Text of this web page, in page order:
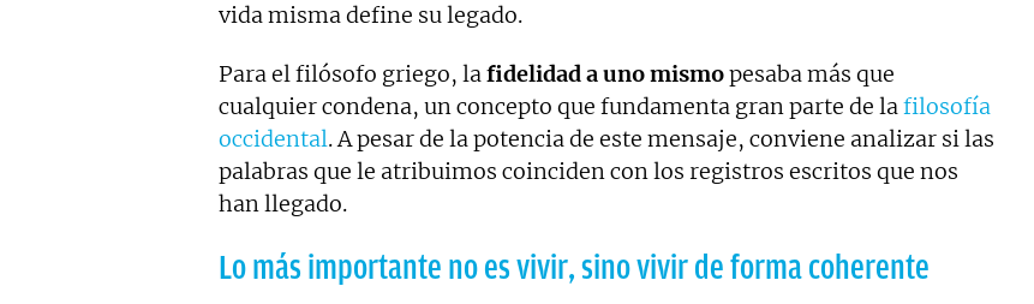
vida misma define su legado.
Para el filósofo griego, lafidelidad a uno mismopesaba más que
cualquier condena, un concepto que fundamenta gran parte de lafilosofía
occidental. A pesar de la potencia de este mensaje, conviene analizar si las
palabras que le atribuimos coinciden con los registros escritos que nos
han llegado.
Lo más importante no es vivir, sino vivir de forma coherente